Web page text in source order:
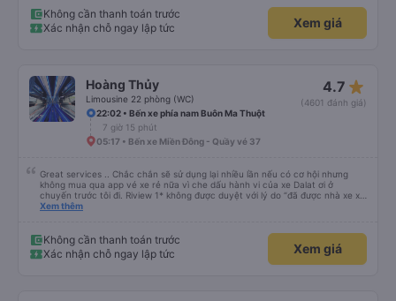
Không cần thanh toán trước
Xác nhận chỗ ngay lập tức
Xem giá
Hoàng Thủy
Limousine 22 phòng (WC)
4.7 star_rate
(4601 đánh giá)
22:02 • Bến xe phía nam Buôn Ma Thuột
7 giờ 15 phút
05:17 • Bến xe Miền Đông - Quầy vé 37
Great services .. Chắc chắn sẽ sử dụng lại nhiều lần nếu có cơ hội nhưng
không mua qua app vé xe rẻ nữa vì che dấu hành vi của xe Dalat ơi ở
chuyến trước tôi đi. Riview 1* không được duyệt với lý do “đã được nhà xe xử
lý với khách hàng” trong khi tôi là khách hàng và trải nghiệm của tôi lại nói là
Chúng tôi cũng sẽ viết bài trên các nền tảng về trải nghiệm của tôi cả về
Dalat lẫn vé xe rẻ. Xin cảm ơn.
Xem thêm
Không cần thanh toán trước
Xác nhận chỗ ngay lập tức
Xem giá